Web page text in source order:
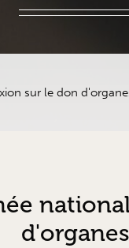
sur le don
d'organes